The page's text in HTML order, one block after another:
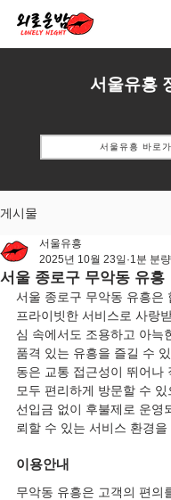
서울유흥
서울유흥 바로
게시물
서울 종로구 무악동 유흥
서울유흥
2025년 10월 23일 1분 분량
서울 종로구 무악동 유흥은
프라이빗한 서비스로 사랑
심 속에서도 조용하고 아늑
품격 있는 유흥을 즐길 수
동은 교통 접근성이 뛰어나
모두 편리하게 방문할 수
선입금 없이 후불제로 운영
뢰할 수 있는 서비스 환경을
이용안내
무악동 유흥은 고객의 편의